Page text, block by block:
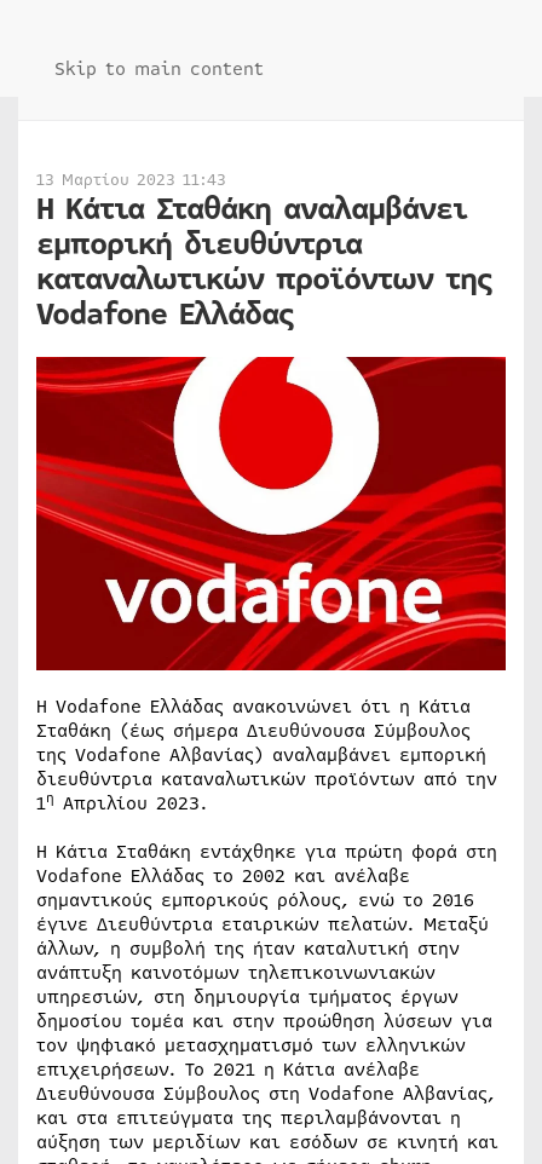
Skip to main content
13 Μαρτίου 2023 11:43
Η Κάτια Σταθάκη αναλαμβάνει
εμπορική διευθύντρια
καταναλωτικών προϊόντων της
Vodafone Ελλάδας
Η Vodafone Ελλάδας ανακοινώνει ότι η Κάτια
Σταθάκη (έως σήμερα Διευθύνουσα Σύμβουλος
της Vodafone Αλβανίας) αναλαμβάνει εμπορική
διευθύντρια καταναλωτικών προϊόντων από την
1η Απριλίου 2023.
Η Κάτια Σταθάκη εντάχθηκε για πρώτη φορά στη
Vodafone Ελλάδας το 2002 και ανέλαβε
σημαντικούς εμπορικούς ρόλους, ενώ το 2016
έγινε Διευθύντρια εταιρικών πελατών. Μεταξύ
άλλων, η συμβολή της ήταν καταλυτική στην
ανάπτυξη καινοτόμων τηλεπικοινωνιακών
υπηρεσιών, στη δημιουργία τμήματος έργων
δημοσίου τομέα και στην προώθηση λύσεων για
τον ψηφιακό μετασχηματισμό των ελληνικών
επιχειρήσεων. Το 2021 η Κάτια ανέλαβε
Διευθύνουσα Σύμβουλος στη Vodafone Αλβανίας,
και στα επιτεύγματα της περιλαμβάνονται η
αύξηση των μεριδίων και εσόδων σε κινητή και